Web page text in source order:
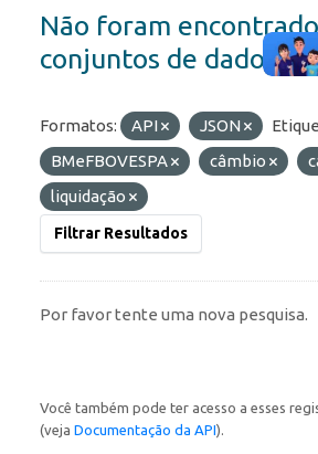
Não foram
conjuntos de dados
Formatos: API JSON
BMeFBOVESPA
câmbio
liquidação
Filtrar Resultados
Por favor tente uma nova pesquisa.
Você também pode ter acesso a esses
(veja Documentação da API).